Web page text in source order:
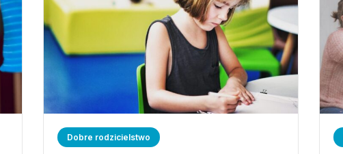
Dobre rodzicielstwo